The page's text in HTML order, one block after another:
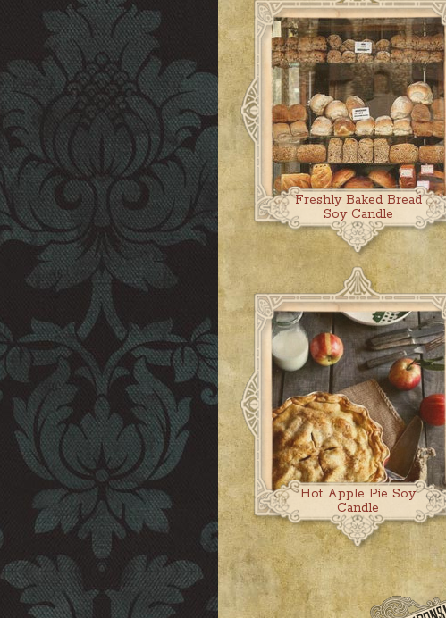
Freshly Baked Bread
Soy Candle
Hot Apple Pie Soy
Candle